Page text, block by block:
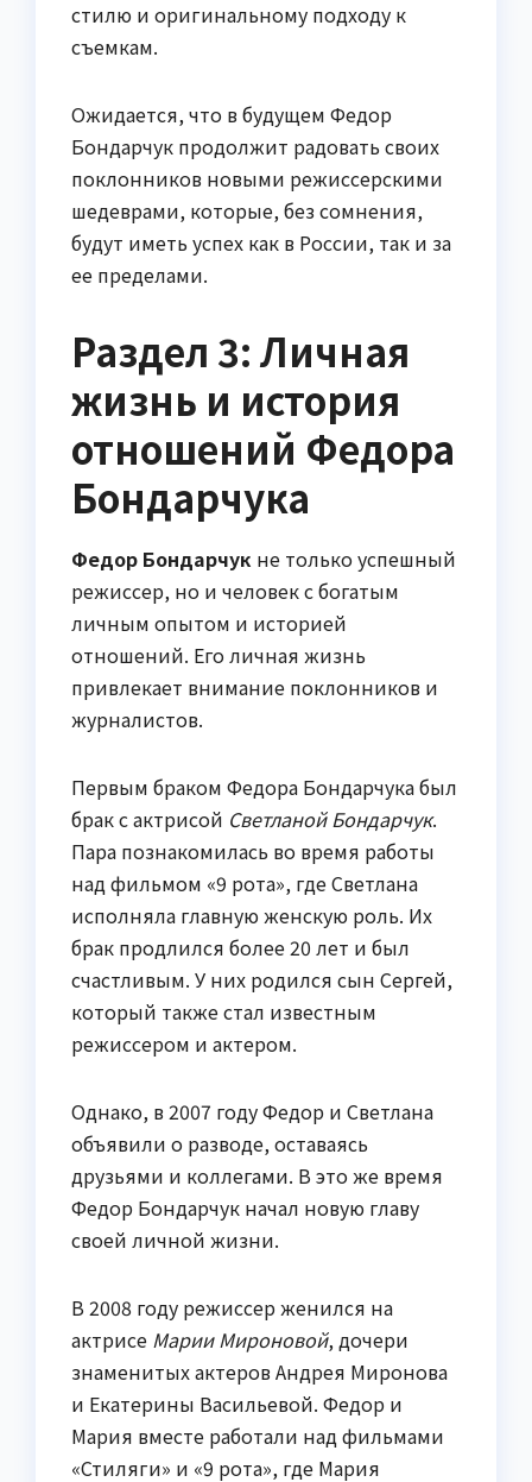
стилю и оригинальному подходу к
съемкам.
Ожидается, что в будущем Федор
Бондарчук продолжит радовать своих
поклонников новыми режиссерскими
шедеврами, которые, без сомнения,
будут иметь успех как в России, так и за
ее пределами.
Раздел 3: Личная
жизнь и история
отношений Федора
Бондарчука
Федор Бондарчук не только успешный
режиссер, но и человек с богатым
личным опытом и историей
отношений. Его личная жизнь
привлекает внимание поклонников и
журналистов.
Первым браком Федора Бондарчука был
брак с актрисой Светланой Бондарчук.
Пара познакомилась во время работы
над фильмом «9 рота», где Светлана
исполняла главную женскую роль. Их
брак продлился более 20 лет и был
счастливым. У них родился сын Сергей,
который также стал известным
режиссером и актером.
Однако, в 2007 году Федор и Светлана
объявили о разводе, оставаясь
друзьями и коллегами. В это же время
Федор Бондарчук начал новую главу
своей личной жизни.
В 2008 году режиссер женился на
актрисе Марии Мироновой, дочери
знаменитых актеров Андрея Миронова
и Екатерины Васильевой. Федор и
Мария вместе работали над фильмами
«Стиляги» и «9 рота», где Мария